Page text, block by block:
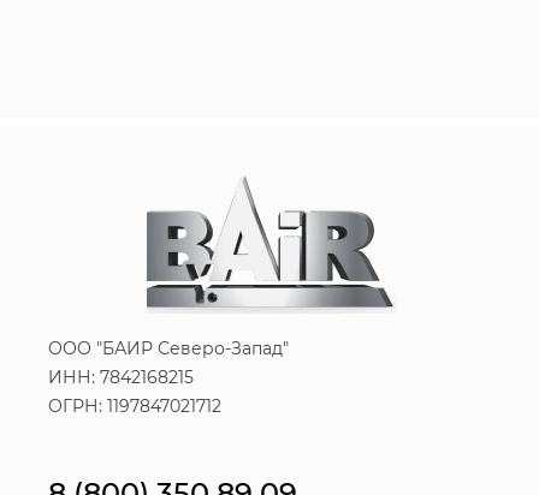
ООО "БАИР Северо-Запад"
ИНН: 7842168215
ОГРН: 1197847021712